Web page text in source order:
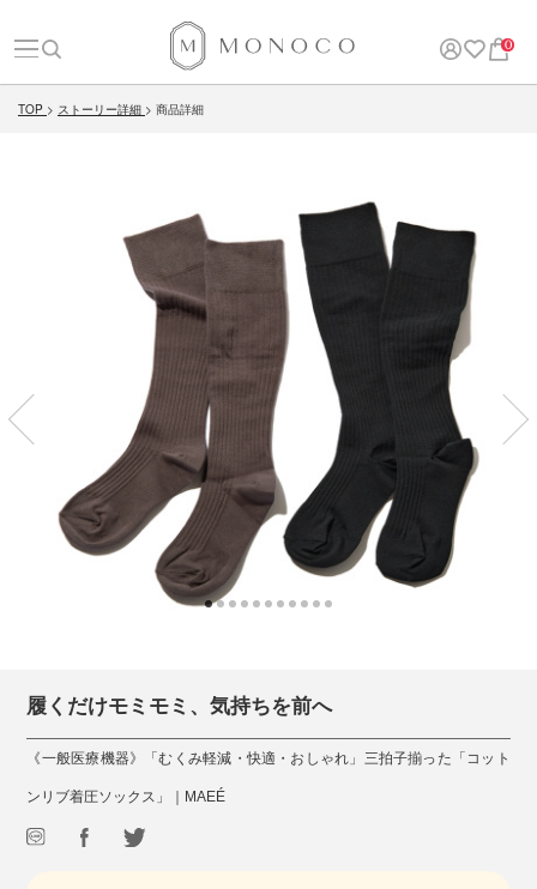
0
TOP ストーリー詳細 商品詳細
履くだけモミモミ、気持ちを前へ
《一般医療機器》「むくみ軽減・快適・おしゃれ」三拍子揃った「コット
ンリブ着圧ソックス」｜MAEÉ